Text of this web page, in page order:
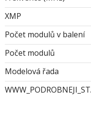
XMP
Počet modulů v balení
Počet modulů
Modelová řada